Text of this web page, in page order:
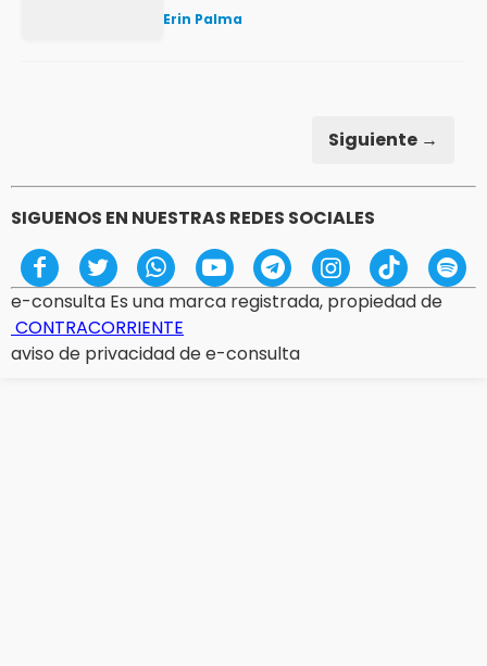
Erin Palma
Siguiente →
SIGUENOS EN NUESTRAS REDES SOCIALES
e-consulta Es una marca registrada, propiedad de
CONTRACORRIENTE
aviso de privacidad de e-consulta